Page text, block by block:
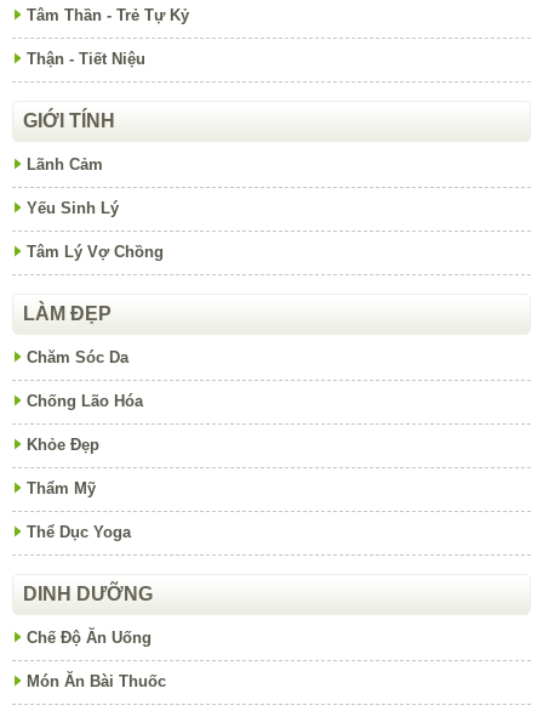
Tâm Thần - Trẻ Tự Kỷ
Thận - Tiết Niệu
GIỚI TÍNH
Lãnh Cảm
Yếu Sinh Lý
Tâm Lý Vợ Chồng
LÀM ĐẸP
Chăm Sóc Da
Chống Lão Hóa
Khỏe Đẹp
Thẩm Mỹ
Thể Dục Yoga
DINH DƯỠNG
Chế Độ Ăn Uống
Món Ăn Bài Thuốc